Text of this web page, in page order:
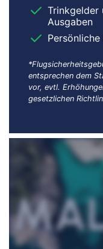
Trinkgelder
Ausgaben
entsprechen dem
vor, evtl.
gesetzlichen
Dieser Inhalt wird von
externen Inhalte
Video